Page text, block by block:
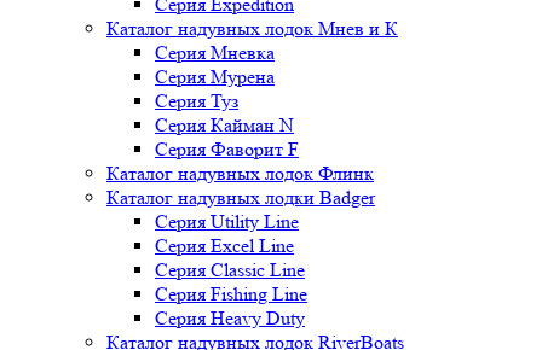
Каталог надувных лодок Мнев и К
Серия Мневка
Серия Мурена
Серия Туз
Серия Кайман N
Серия Фаворит F
Каталог надувных лодок Флинк
Каталог надувных лодки Badger
Серия Utility Line
Серия Excel Line
Серия Classic Line
Серия Fishing Line
Серия Heavy Duty
Каталог надувных лодок RiverBoats